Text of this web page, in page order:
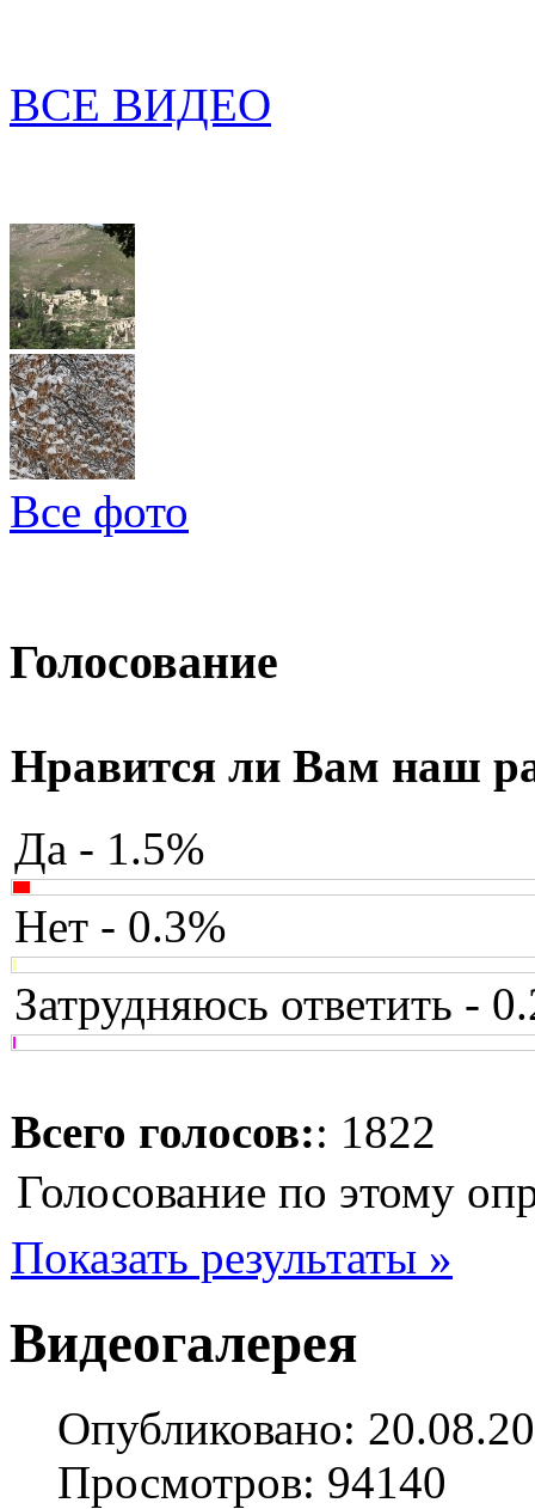
ВСЕ ВИДЕО
Все фото
Голосование
Нравится ли Вам наш
Да - 1.5%
Нет - 0.3%
Затрудняюсь ответить -
Всего голосов:: 1822
Голосование по этому
Показать результаты »
Видеогалерея
Опубликовано:
Просмотров: 94140